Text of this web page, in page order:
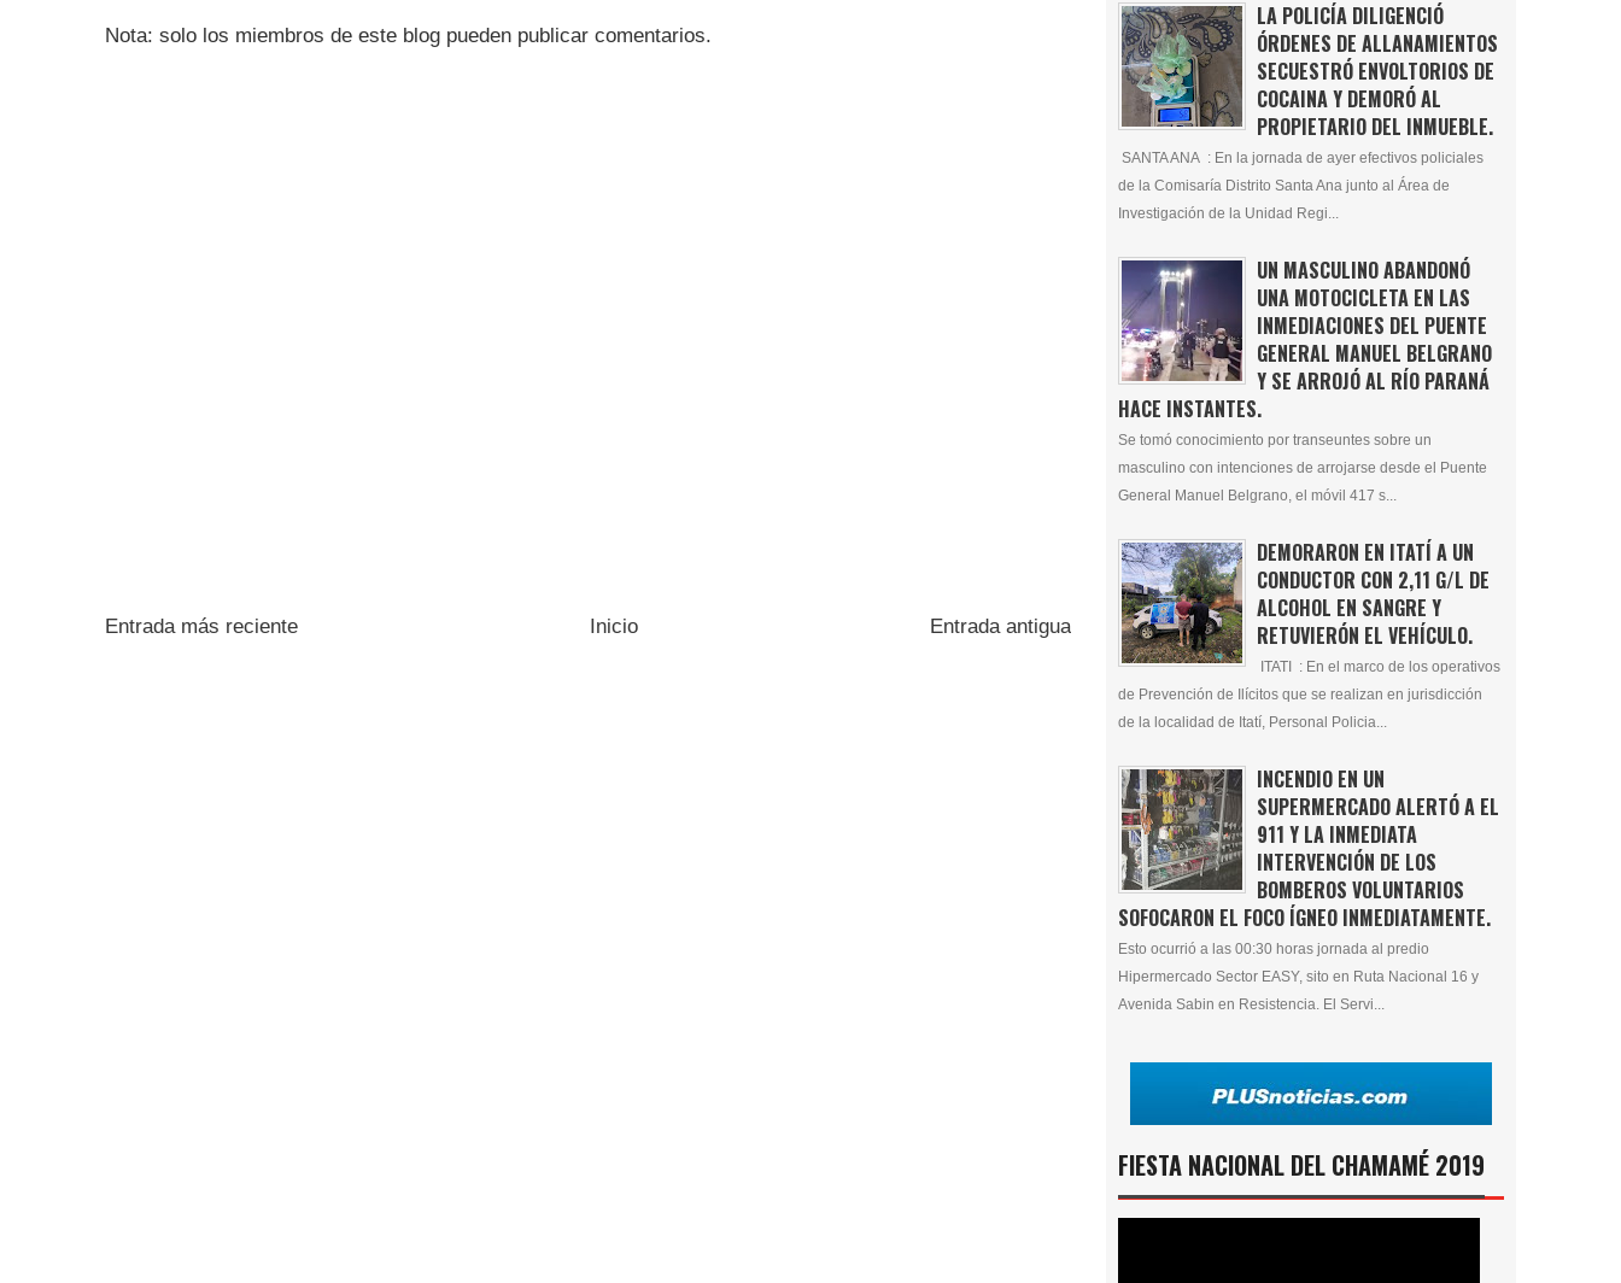
Nota: solo los miembros de este blog pueden publicar comentarios.
Entrada más reciente Entrada antigua
Inicio
LA POLICÍA DILIGENCIÓ
ÓRDENES DE ALLANAMIENTOS
SECUESTRÓ ENVOLTORIOS DE
COCAINA Y DEMORÓ AL
PROPIETARIO DEL INMUEBLE.
SANTA ANA : En la jornada de ayer efectivos policiales
de la Comisaría Distrito Santa Ana junto al Área de
Investigación de la Unidad Regi...
UN MASCULINO ABANDONÓ
UNA MOTOCICLETA EN LAS
INMEDIACIONES DEL PUENTE
GENERAL MANUEL BELGRANO
Y SE ARROJÓ AL RÍO PARANÁ
HACE INSTANTES.
Se tomó conocimiento por transeuntes sobre un
masculino con intenciones de arrojarse desde el Puente
General Manuel Belgrano, el móvil 417 s...
DEMORARON EN ITATÍ A UN
CONDUCTOR CON 2,11 G/L DE
ALCOHOL EN SANGRE Y
RETUVIERÓN EL VEHÍCULO.
ITATI : En el marco de los operativos
de Prevención de Ilícitos que se realizan en jurisdicción
de la localidad de Itatí, Personal Policia...
INCENDIO EN UN
SUPERMERCADO ALERTÓ A EL
911 Y LA INMEDIATA
INTERVENCIÓN DE LOS
BOMBEROS VOLUNTARIOS
SOFOCARON EL FOCO ÍGNEO INMEDIATAMENTE.
Esto ocurrió a las 00:30 horas jornada al predio
Hipermercado Sector EASY, sito en Ruta Nacional 16 y
Avenida Sabin en Resistencia. El Servi...
FIESTA NACIONAL DEL CHAMAMÉ 2019